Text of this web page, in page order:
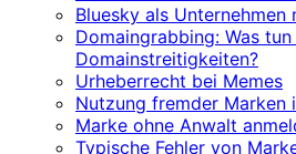
Bluesky als Unternehmen
Domaingrabbing: Was tun
Domainstreitigkeiten?
Urheberrecht bei Memes
Nutzung fremder Marken
Marke ohne Anwalt
Typische Fehler von